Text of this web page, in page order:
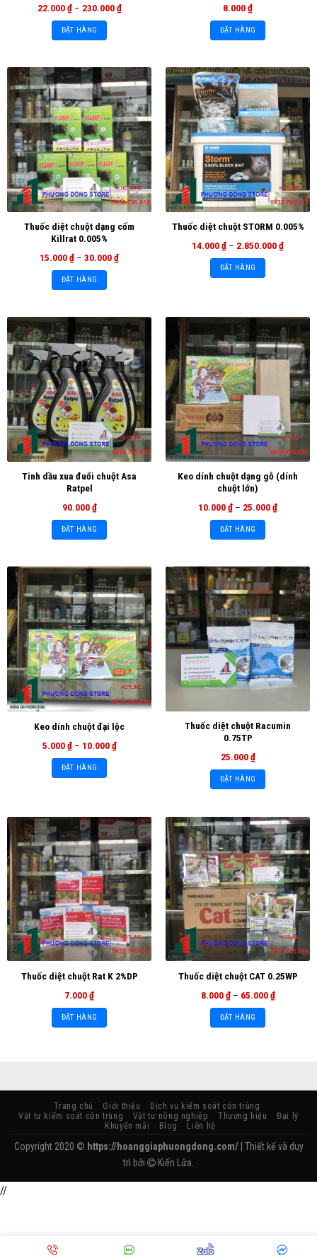
22.000₫ – 230.000₫
ĐẶT HÀNG
8.000₫
ĐẶT HÀNG
Thuốc diệt chuột dạng cốm
Killrat 0.005%
15.000₫ – 30.000₫
ĐẶT HÀNG
Thuốc diệt chuột STORM 0.005%
14.000₫ – 2.850.000₫
ĐẶT HÀNG
Tinh dầu xua đuổi chuột Asa
Ratpel
90.000₫
ĐẶT HÀNG
Keo dính chuột dạng gỗ (dính
chuột lớn)
10.000₫ – 25.000₫
ĐẶT HÀNG
Keo dính chuột đại lộc
5.000₫ – 10.000₫
ĐẶT HÀNG
Thuốc diệt chuột Racumin
0.75TP
25.000₫
ĐẶT HÀNG
Thuốc diệt chuột Rat K 2%DP
7.000₫
ĐẶT HÀNG
Thuốc diệt chuột CAT 0.25WP
8.000₫ – 65.000₫
ĐẶT HÀNG
Trang chủ Giới thiệu
Dịch vụ kiểm soát côn trùng
Vật tư kiểm soát côn trùng
Vật tư nông nghiệp Thương hiệu
Đại lý
Khuyến mãi
Blog Liên hệ
Copyright 2020 © https://hoanggiaphuongdong.com/| Thiết kế và duy
trì bởi
Kiến Lửa.
//